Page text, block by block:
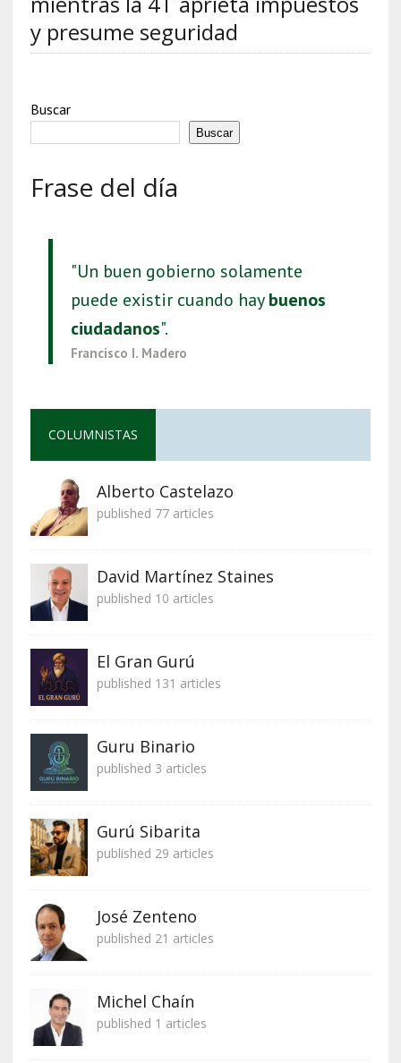
y presume seguridad
Buscar
Buscar
Frase del día
"Un buen gobierno solamente
puede existir cuando haybuenos
ciudadanos".
Francisco I. Madero
COLUMNISTAS
Alberto Castelazo
published 77 articles
David Martínez Staines
published 10 articles
El Gran Gurú
published 131 articles
Guru Binario
published 3 articles
Gurú Sibarita
published 29 articles
José Zenteno
published 21 articles
Michel Chaín
published 1 articles